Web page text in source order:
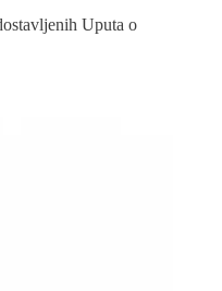
Uputa o